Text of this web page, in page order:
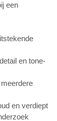
een
en tone-
en verdiept